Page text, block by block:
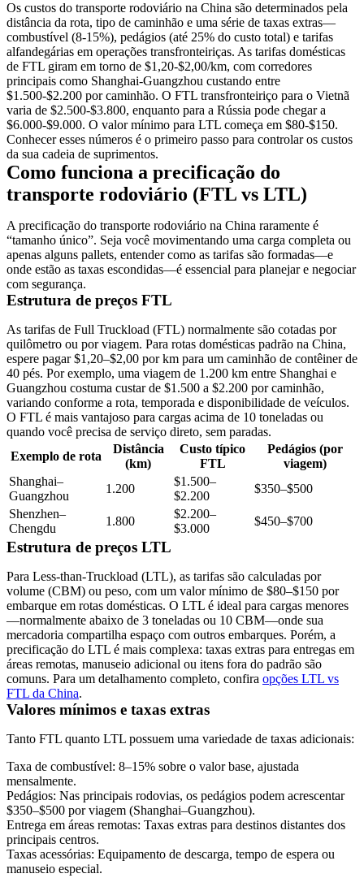
Os custos do transporte rodoviário na China são determinados pela
distância da rota, tipo de caminhão e uma série de taxas extras—
combustível (8-15%), pedágios (até 25% do custo total) e tarifas
alfandegárias em operações transfronteiriças. As tarifas domésticas
de FTL giram em torno de $1,20-$2,00/km, com corredores
principais como Shanghai-Guangzhou custando entre
$1.500-$2.200 por caminhão. O FTL transfronteiriço para o Vietnã
varia de $2.500-$3.800, enquanto para a Rússia pode chegar a
$6.000-$9.000. O valor mínimo para LTL começa em $80-$150.
Conhecer esses números é o primeiro passo para controlar os custos
da sua cadeia de suprimentos.
Como funciona a precificação do
transporte rodoviário (FTL vs LTL)
A precificação do transporte rodoviário na China raramente é
“tamanho único”. Seja você movimentando uma carga completa ou
apenas alguns pallets, entender como as tarifas são formadas—e
onde estão as taxas escondidas—é essencial para planejar e negociar
com segurança.
Estrutura de preços FTL
As tarifas de Full Truckload (FTL) normalmente são cotadas por
quilômetro ou por viagem. Para rotas domésticas padrão na China,
espere pagar$1,20–$2,00 por km para um caminhão de contêiner de
40 pés. Por exemplo, uma viagem de 1.200 km entre Shanghai e
Guangzhou costuma custar de $1.500 a $2.200 por caminhão,
variando conforme a rota, temporada e disponibilidade de veículos.
O FTL é mais vantajoso para cargas acima de 10 toneladas ou
quando você precisa de serviço direto, sem paradas.
Exemplo de rota
Distância
(km)
Custo típico
FTL
Pedágios (por
viagem)
Shanghai–
Guangzhou
1.200
$1.500–
$2.200
$350–$500
Shenzhen–
Chengdu
1.800
$2.200–
$3.000
$450–$700
Estrutura de preços LTL
Para Less-than-Truckload (LTL), as tarifas são calculadas por
volume (CBM) ou peso, com um valor mínimo de $80–$150 por
embarque em rotas domésticas. O LTL é ideal para cargas menores
—normalmente abaixo de 3 toneladas ou 10 CBM—onde sua
mercadoria compartilha espaço com outros embarques. Porém, a
precificação do LTL é mais complexa: taxas extras para entregas em
áreas remotas, manuseio adicional ou itens fora do padrão são
comuns. Para um detalhamento completo, confira opções LTL vs
FTL da China.
Valores mínimos e taxas extras
Tanto FTL quanto LTL possuem uma variedade de taxas adicionais:
Taxa de combustível: 8–15% sobre o valor base, ajustada
mensalmente.
Pedágios: Nas principais rodovias, os pedágios podem acrescentar
$350–$500 por viagem (Shanghai–Guangzhou).
Entrega em áreas remotas: Taxas extras para destinos distantes dos
principais centros.
Taxas acessórias: Equipamento de descarga, tempo de espera ou
manuseio especial.